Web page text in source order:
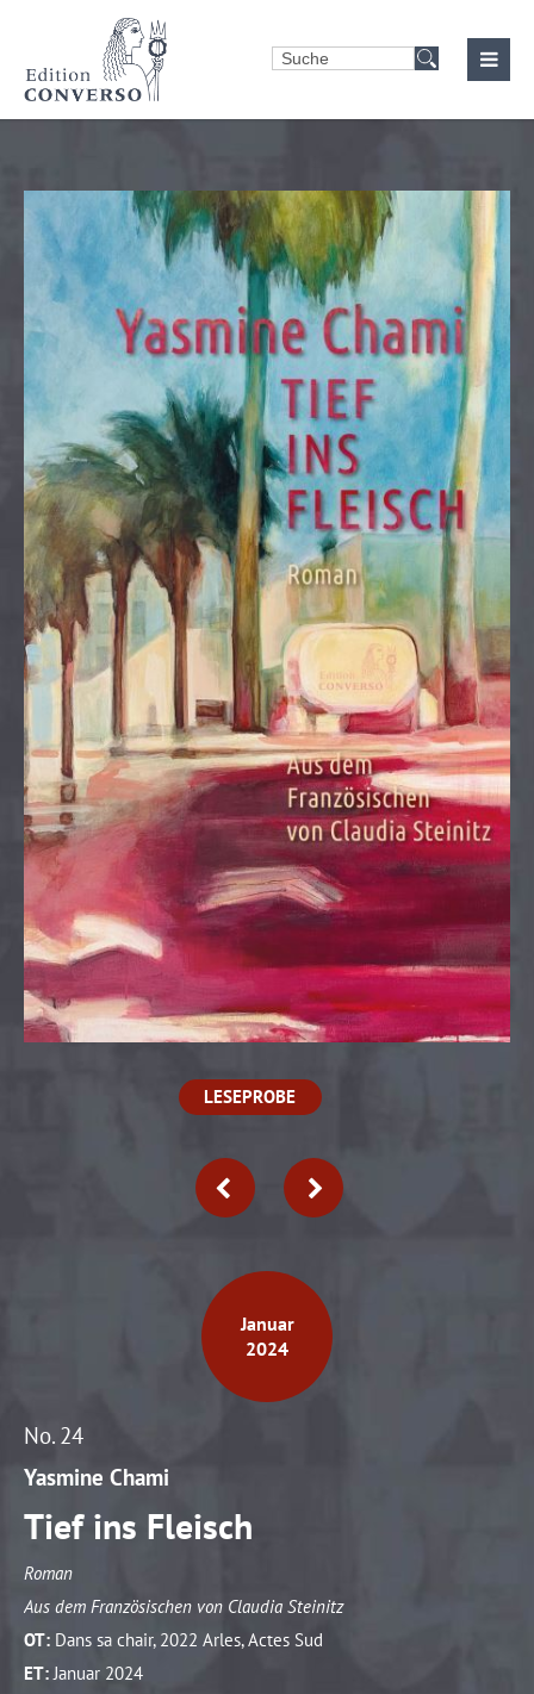
Login
Benutzername
Passwort
Anmelden
|Lost your password?
Support
Lorem ipsum dolor sit amet:
24h / 365days
We offer support for our customers
Mon - Fri 8:00am - 5:00pm(GMT +1)
Get in touch
Cybersteel Inc.
376-293 City Road, Suite 600
San Francisco, CA 94102
Have any questions?
+44 1234 567 890
info@yourdomain.com
Lorem ipsum dolor sit amet, consectetuer adipiscing elit.
sociis natoque penatibus et magnis dis parturient montes,
nascetur ridiculus mus. Donec quam felis, ultricies nec.
LESEPROBE
Januar
2024
No. 24
Yasmine Chami
Tief ins Fleisch
Roman
Aus dem Französischen von Claudia Steinitz
OT: Dans sa chair, 2022 Arles, Actes Sud
ET:Januar 2024